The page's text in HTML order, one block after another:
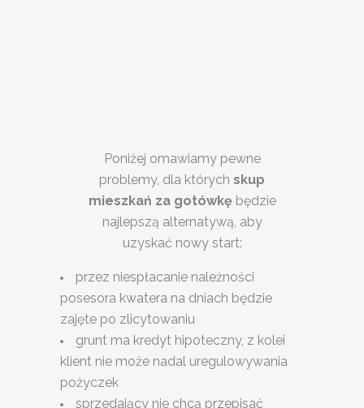
Poniżej omawiamy pewne
problemy, dla których skup
mieszkań za gotówkębędzie
najlepszą alternatywą, aby
uzyskać nowy start:
przez niespłacanie należności
posesora kwatera na dniach będzie
zajęte po zlicytowaniu
grunt ma kredyt hipoteczny, z kolei
klient nie może nadal uregulowywania
pożyczek
sprzedający nie chcą przepisać